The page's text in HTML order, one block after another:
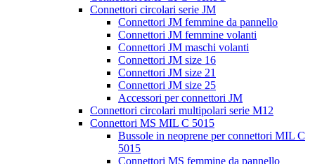
Connettori circolari serie JM
Connettori JM femmine da pannello
Connettori JM femmine volanti
Connettori JM maschi volanti
Connettori JM size 16
Connettori JM size 21
Connettori JM size 25
Accessori per connettori JM
Connettori circolari multipolari serie M12
Connettori MS MIL C 5015
Bussole in neoprene per connettori MIL C
5015
Connettori MS femmine da pannello